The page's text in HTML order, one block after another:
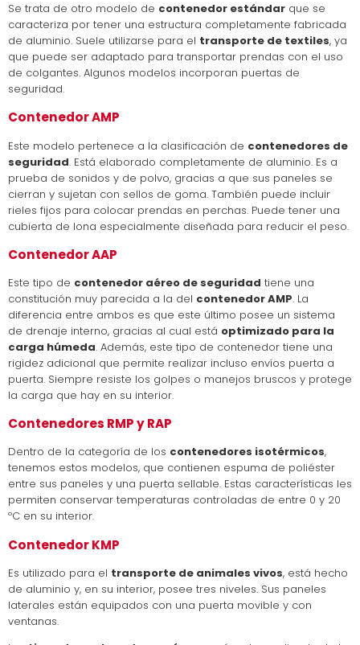
Se trata de otro modelo de contenedor estándar que se
caracteriza por tener una estructura completamente fabricada
de aluminio. Suele utilizarse para el transporte de textiles, ya
que puede ser adaptado para transportar prendas con el uso
de colgantes. Algunos modelos incorporan puertas de
seguridad.
Contenedor AMP
Este modelo pertenece a la clasificación de contenedores de
seguridad. Está elaborado completamente de aluminio. Es a
prueba de sonidos y de polvo, gracias a que sus paneles se
cierran y sujetan con sellos de goma. También puede incluir
rieles fijos para colocar prendas en perchas. Puede tener una
cubierta de lona especialmente diseñada para reducir el peso.
Contenedor AAP
Este tipo de contenedor aéreo de seguridad tiene una
constitución muy parecida a la del contenedor AMP. La
diferencia entre ambos es que este último posee un sistema
de drenaje interno, gracias al cual está optimizado para la
carga húmeda. Además, este tipo de contenedor tiene una
rigidez adicional que permite realizar incluso envíos puerta a
puerta. Siempre resiste los golpes o manejos bruscos y protege
la carga que hay en su interior.
Contenedores RMP y RAP
Dentro de la categoría de los contenedores isotérmicos,
tenemos estos modelos, que contienen espuma de poliéster
entre sus paneles y una puerta sellable. Estas características les
permiten conservar temperaturas controladas de entre 0 y 20
ºC en su interior.
Contenedor KMP
Es utilizado para el transporte de animales vivos, está hecho
de aluminio y, en su interior, posee tres niveles. Sus paneles
laterales están equipados con una puerta movible y con
ventanas.